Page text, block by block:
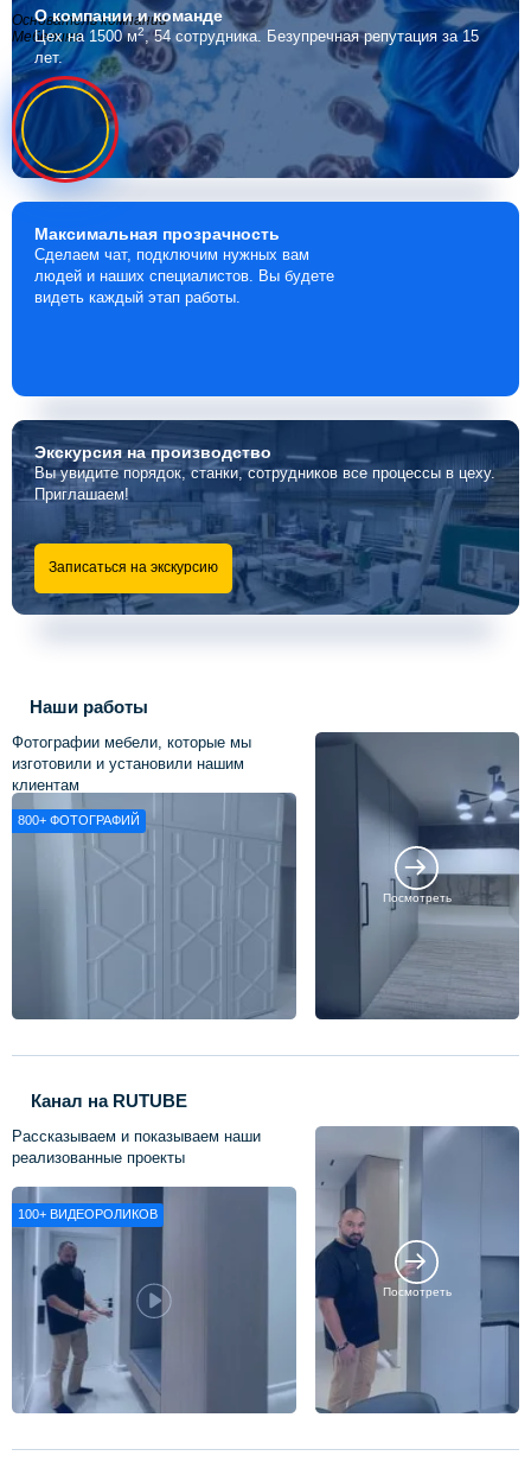
Основатель компании
Мебелино
О компаниии команде
Цех на 1500 м2, 54 сотрудника. Безупречная репутация за 15
лет.
Максимальная прозрачность
Сделаем чат, подключим нужных вам
людей и наших специалистов. Вы будете
видеть каждый этап работы.
Экскурсияна производство
Вы увидите порядок, станки, сотрудников все процессы в цеху.
Приглашаем!
Записаться на экскурсию
Наши работы
Фотографии мебели, которые мы
изготовили и установили нашим
клиентам
800+ ФОТОГРАФИЙ
Посмотреть
Канал на RUTUBE
Рассказываем и показываем наши
реализованные проекты
100+ ВИДЕОРОЛИКОВ
Посмотреть